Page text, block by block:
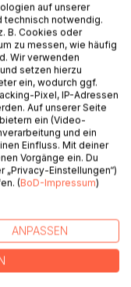
durch Zufall ins
gerät. Schnell
Zufall, sondern viel
auf unserer
technisch notwendig.
B. Cookies oder
zu messen, wie häufig
Wir verwenden
setzen hierzu
ein, wodurch ggf.
Pixel, IP-Adressen
Auf unserer Seite
ein (Video-
und ein
Einfluss. Mit deiner
Vorgänge ein. Du
„Privacy-Einstellungen“)
(BoD-Impressum)
ANPASSEN